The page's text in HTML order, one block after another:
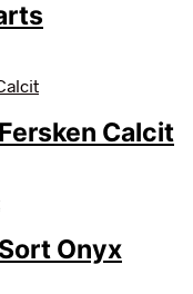
Calcit
Onyx